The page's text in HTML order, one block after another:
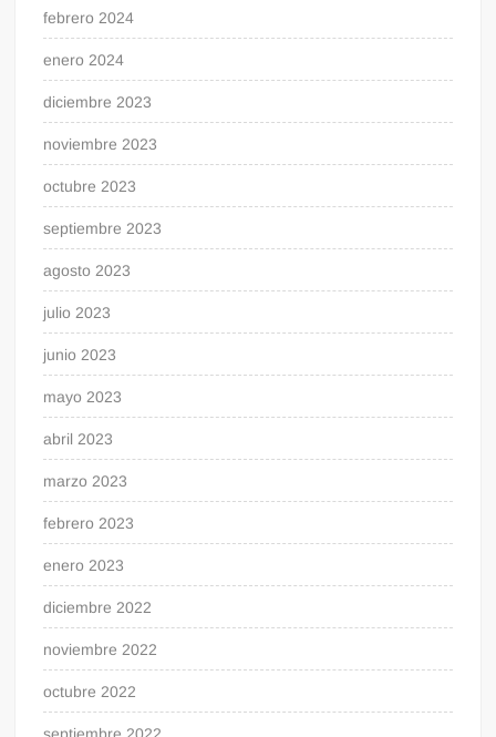
febrero 2024
enero 2024
diciembre 2023
noviembre 2023
octubre 2023
septiembre 2023
agosto 2023
julio 2023
junio 2023
mayo 2023
abril 2023
marzo 2023
febrero 2023
enero 2023
diciembre 2022
noviembre 2022
octubre 2022